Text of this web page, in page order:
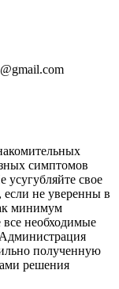
симптомов
усугубляйте свое
если не уверенны в
минимум
все необходимые
полученную
решения